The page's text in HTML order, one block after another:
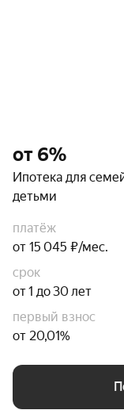
от 6%
Ипотека для
детьми
платёж
от 15 045 ₽/мес.
срок
от 1 до 30 лет
первый взнос
от 20,01%